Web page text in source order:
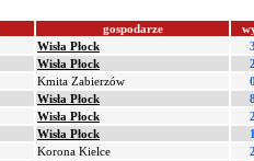
gospodarze
Wisła Płock
Wisła Płock
Kmita Zabierzów
Wisła Płock
Wisła Płock
Wisła Płock
Korona Kielce